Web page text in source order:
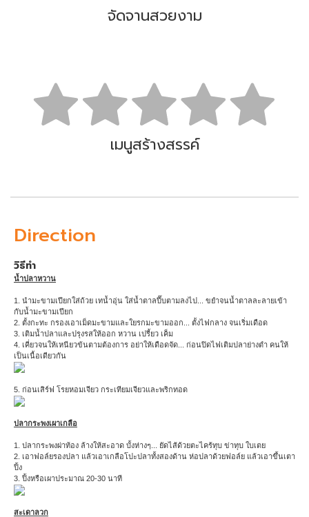
จัดจานสวยงาม
เมนูสร้างสรรค์
Direction
วิธีทำ
น้ำปลาหวาน
1. นำมะขามเปียกใส่ถ้วย เทน้ำอุ่น ใส่น้ำตาลปี๊บตามลงไป... ขยำจนน้ำตาลละลายเข้า
กับน้ำมะขามเปียก
2. ตั้งกะทะ กรองเอาเม็ดมะขามและใยรกมะขามออก... ตั้งไฟกลาง จนเริ่มเดือด
3. เติมน้ำปลาและปรุงรสให้ออก หวาน เปรี้ยว เค็ม
4. เคี่ยวจนให้เหนียวข้นตามต้องการ อย่าให้เดือดจัด... ก่อนปิดไฟเติมปลาย่างตำ คนให้
เป็นเนื้อเดียวกัน
5. ก่อนเสิร์ฟ โรยหอมเจียว กระเทียมเจียวและพริกทอด
ปลากระพงเผาเกลือ
1. ปลากระพงผ่าท้อง ล้างให้สะอาด บั้งห่างๆ... ยัดไส้ด้วยตะไคร้ทุบ ข่าทุบ ใบเตย
2. เอาฟอล์ยรองปลา แล้วเอาเกลือโปะปลาทั้งสองด้าน ห่อปลาด้วยฟอล์ย แล้วเอาขึ้นเตา
ปิ้ง
3. ปิ้งหรือเผาประมาณ 20-30 นาที
สะเดาลวก